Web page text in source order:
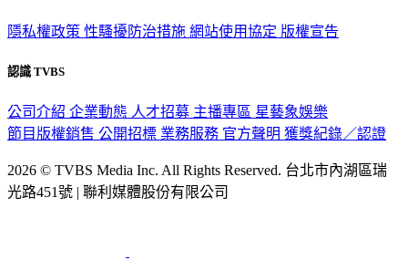
隱私權政策 性騷擾防治措施 網站使用協定 版權宣告
認識 TVBS
公司介紹 企業動態 人才招募 主播專區 星藝象娛樂
節目版權銷售 公開招標 業務服務 官方聲明 獲獎紀錄／認證
2026 © TVBS Media Inc. All Rights Reserved. 台北市內湖區瑞
光路451號 | 聯利媒體股份有限公司